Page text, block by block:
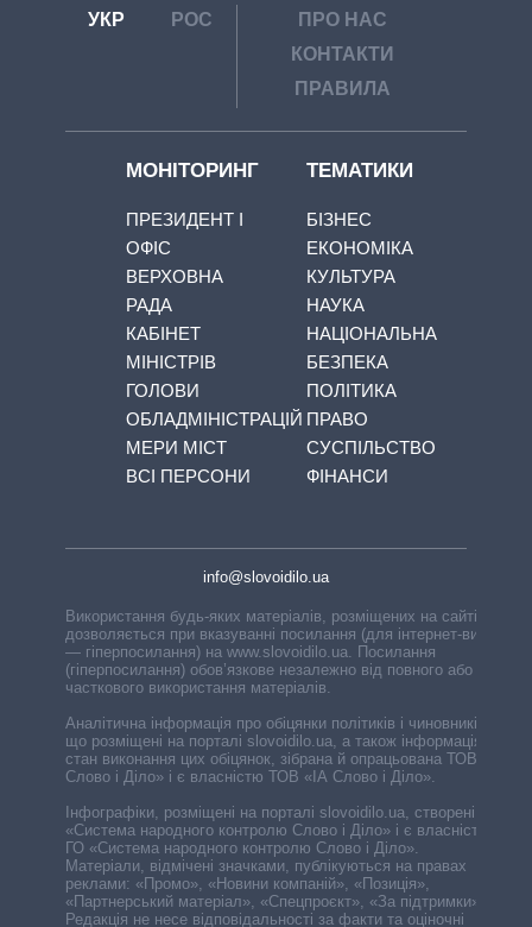
УКР РОС
ПРО НАС
КОНТАКТИ
ПРАВИЛА
МОНІТОРИНГ
ПРЕЗИДЕНТ І
ОФІС
ВЕРХОВНА
РАДА
КАБІНЕТ
МІНІСТРІВ
ГОЛОВИ
ОБЛАДМІНІСТРАЦІЙ
МЕРИ МІСТ
ВСІ ПЕРСОНИ
ТЕМАТИКИ
БІЗНЕС
ЕКОНОМІКА
КУЛЬТУРА
НАУКА
НАЦІОНАЛЬНА
БЕЗПЕКА
ПОЛІТИКА
ПРАВО
СУСПІЛЬСТВО
ФІНАНСИ
info@slovoidilo.ua
Використання будь-яких матеріалів, розміщених на сайті,
дозволяється при вказуванні посилання (для інтернет-видань
— гіперпосилання) на www.slovoidilo.ua. Посилання
(гіперпосилання) обов’язкове незалежно від повного або
часткового використання матеріалів.
Аналітична інформація про обіцянки політиків і чиновників,
що розміщені на порталі slovoidilo.ua, а також інформація про
стан виконання цих обіцянок, зібрана й опрацьована ТОВ «ІА
Слово і Діло» і є власністю ТОВ «ІА Слово і Діло».
Інфографіки, розміщені на порталі slovoidilo.ua, створені ГО
«Система народного контролю Слово і Діло» і є власністю
ГО «Система народного контролю Слово і Діло».
Матеріали, відмічені значками, публікуються на правах
реклами: «Промо», «Новини компаній», «Позиція»,
«Партнерський матеріал», «Спецпроєкт», «За підтримки».
Редакція не несе відповідальності за факти та оціночні